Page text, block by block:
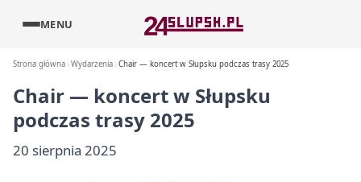
MENU
Strona główna Wydarzenia Chair — koncert w Słupsku podczas trasy 2025
Chair — koncert w Słupsku
podczas trasy 2025
20 sierpnia 2025